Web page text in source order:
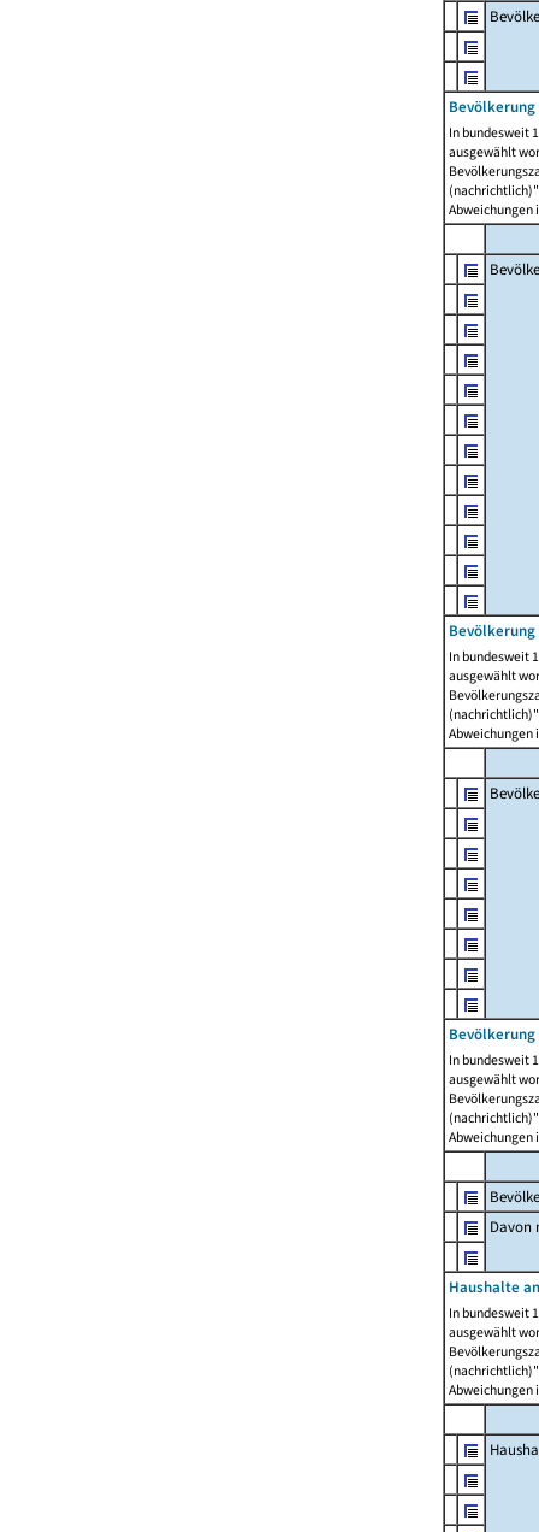
In bundesweit
ausgewählt
Abweichungen
In bundesweit
ausgewählt
Abweichungen
In bundesweit
ausgewählt
Abweichungen
Davon
Haushalte
In bundesweit
ausgewählt
Abweichungen